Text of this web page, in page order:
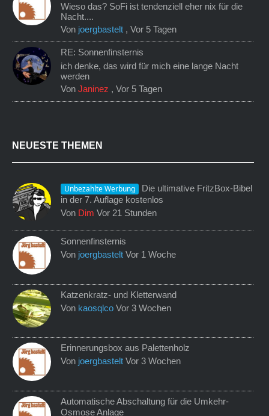
Wieso das? SoFi ist tendenziell eher nix für die
Nacht....
Von joergbastelt ,Vor 5 Tagen
RE: Sonnenfinsternis
ich denke, das wird für mich eine lange Nacht
werden
VonJaninez ,Vor 5 Tagen
NEUESTE THEMEN
Unbezahlte Werbung
Die ultimative FritzBox-Bibel
in der 7. Auflage kostenlos
Von Dim Vor 21 Stunden
Sonnenfinsternis
Von joergbastelt Vor 1 Woche
Katzenkratz- und Kletterwand
Von kaosqlco Vor 3 Wochen
Erinnerungsbox aus Palettenholz
Von joergbastelt Vor 3 Wochen
Automatische Abschaltung für die Umkehr-
Osmose Anlage